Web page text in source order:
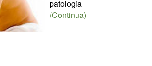
patologia
(Continua)